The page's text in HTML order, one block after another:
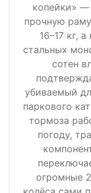
копейки» —
прочную
16–17 кг,
стальных
сотен
убиваемый
паркового
тормоза
погоду,
огромные